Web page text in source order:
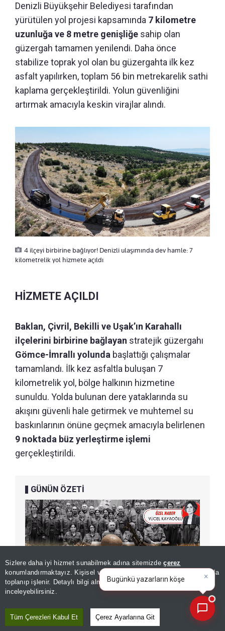
Sizlere daha iyi hizmet sunabilmek adına sitemizdeçerez
konumlandırmaktayız. Kişisel verileriniz, KVKK ve GDPR kapsamında
toplanıp işlenir. Detaylı bilgi almak içinAydınlatma Metnimizi
inceleyebilirsiniz.
Tüm Çerezleri Kabul Et Çerez Ayarlarına Git
Denizli Büyükşehir Belediyesi tarafından
yürütülen yol projesi kapsamında 7 kilometre
uzunluğa ve 8 metre genişliğe sahip olan
güzergah tamamen yenilendi. Daha önce
stabilize toprak yol olan bu güzergahta ilk kez
asfalt yapılırken, toplam 56 bin metrekarelik sathi
kaplama gerçekleştirildi. Yolun güvenliğini
artırmak amacıyla keskin virajlar alındı.
4 ilçeyi birbirine bağlıyor! Denizli ulaşımında dev hamle: 7
kilometrelik yol hizmete açıldı
HİZMETE AÇILDI
Baklan, Çivril, Bekilli ve Uşak’ın Karahallı
ilçelerini birbirine bağlayan stratejik güzergahı
Gömce-İmrallı yolunda başlattığı çalışmalar
tamamlandı. İlk kez asfaltla buluşan 7
kilometrelik yol, bölge halkının hizmetine
sunuldu. Yolda bulunan dere yataklarında su
akışını güvenli hale getirmek ve muhtemel su
baskınlarının önüne geçmek amacıyla belirlenen
9 noktada büz yerleştirme işlemi
gerçekleştirildi.
GÜNÜN ÖZETİ
×
Bugünkü yazarların köşe
yazılarını özetleyin!